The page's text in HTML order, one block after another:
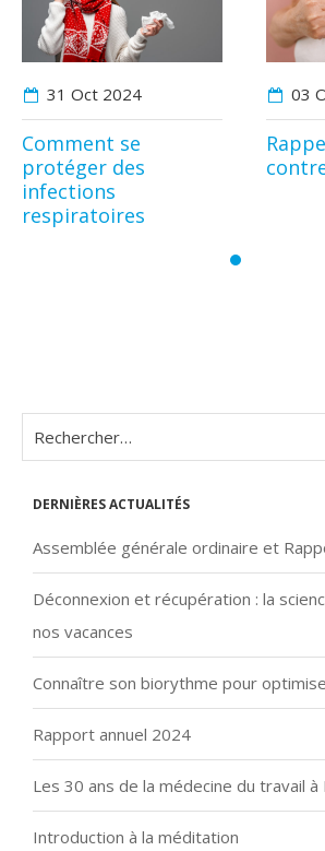
31 Oct 2024
Comment se
protéger des
infections
respiratoires
03
Dernières actualités
Assemblée générale ordinaire et
Déconnexion et récupération : la
nos vacances
Connaître son biorythme pour
Rapport annuel 2024
Les 30 ans de la médecine du travail à
Introduction à la méditation